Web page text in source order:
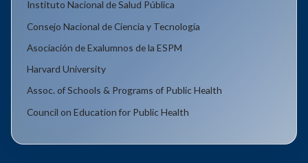
Instituto Nacional de Salud Pública
Consejo Nacional de Ciencia y Tecnología
Asociación de Exalumnos de la ESPM
Harvard University
Assoc. of Schools & Programs of Public Health
Council on Education for Public Health